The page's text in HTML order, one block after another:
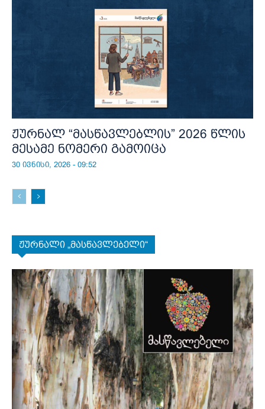
ჟურნალ “მასწავლებლის” 2026 წლის
მესამე ნომერი გამოიცა
30 ივნისი, 2026 - 09:52
ჟურნალი „მასწავლებელი“